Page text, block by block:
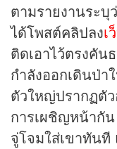
ตามรายงานระ
ได้โพสต์คลิปลงเ
ติดเอาไว้ตรงคัน
กำลังออกเดินป่า
ตัวใหญ่ปรากฏตั
การเผชิญหน้ากั
จู่โจมใส่เขาทันที